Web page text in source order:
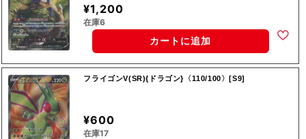
¥1,200
在庫6
カートに追加
フライゴンV(SR){ドラゴン}〈110/100〉[S9]
¥600
在庫17